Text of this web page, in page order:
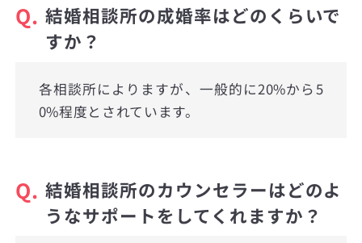
Q. 結婚相談所の成婚率はどのくらいで
すか？
各相談所によりますが、一般的に20%から5
0%程度とされています。
Q. 結婚相談所のカウンセラーはどのよ
うなサポートをしてくれますか？